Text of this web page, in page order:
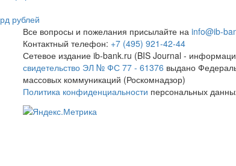
рублей
Все вопросы и пожелания присылайте на info@ib-
Контактный телефон: +7 (495) 921-42-44
Сетевое издание ib-bank.ru (BIS Journal -
свидетельство ЭЛ № ФС 77 - 61376 выдано
массовых коммуникаций (Роскомнадзор)
Политика конфиденциальности персональных